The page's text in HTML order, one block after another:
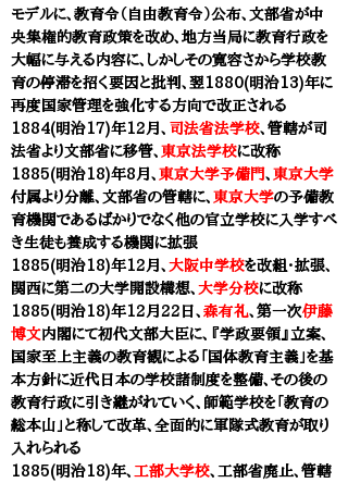
モデルに、教育令（自由教育令）公布、 文部省が中
央集権的教育政策を改め、地方当局に教育行政を
大幅に与える内容に、しかしその寛容さから学校教
育の停滞を招く要因と批判、翌1880(明治13)年に
再度国家管理を強化する方向で改正される
1884(明治17)年12月、 司法省法学校、管轄が司
法省より文部省に移管、 東京法学校に改称
1885( 明治18)年8月、 東京大学予備門 、 東京大学
付属より分離、 文部省の管轄に、 東京大学の予備教
育機関であるばかりでなく他の官立学校に入学すべ
き生徒も養成する機関に拡張
1885(明治18)年12月、 大阪中学校を改組・拡張、
関西に第二の大学開設構想、 大学分校に改称
1885(明治18)年12月22日、 森有礼、第一次伊藤
博文内閣にて初代文部大臣に、『学政要領』立案、
国家至上主義の教育観による 「国体教育主義」を基
本方針に近代日本の学校諸制度を整備、その後の
教育行政に引き継がれていく、 師範学校を「教育の
総本山」と称して改革、全面的に軍隊式教育が取り
入れられる
1885(明治18)年、 工部大学校、工部省廃止、管轄